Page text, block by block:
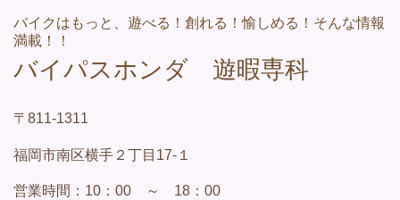
バイクはもっと、遊べる！創れる！愉しめる！そんな情報
満載！！
バイパスホンダ 遊暇専科
〒811-1311
福岡市南区横手２丁目17-１
営業時間： 10：00 ～ 18：00